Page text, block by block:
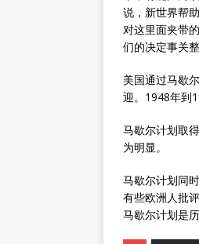
说，新世界帮
对这里面夹带
们的决定事关
美国通过马歇
迎。1948年到
马歇尔计划取
为明显。
马歇尔计划同
有些欧洲人批
马歇尔计划是